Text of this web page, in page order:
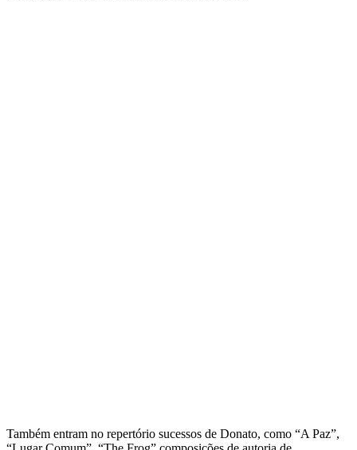
Também entram no repertório sucessos de Donato, como “A Paz”,